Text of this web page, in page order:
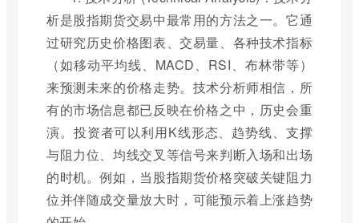
析是股指期货交易中最常用的方法之一。它通
过研究历史价格图表、交易量、各种技术指标
（如移动平均线、MACD、RSI、布林带等）
来预测未来的价格走势。技术分析师相信，所
有的市场信息都已反映在价格之中，历史会重
演。投资者可以利用K线形态、趋势线、支撑
与阻力位、均线交叉等信号来判断入场和出场
的时机。例如，当股指期货价格突破关键阻力
位并伴随成交量放大时，可能预示着上涨趋势